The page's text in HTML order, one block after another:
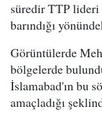
süredir TTP
barındığı
Görüntülerde
bölgelerde
İslamabad'ın bu
amaçladığı